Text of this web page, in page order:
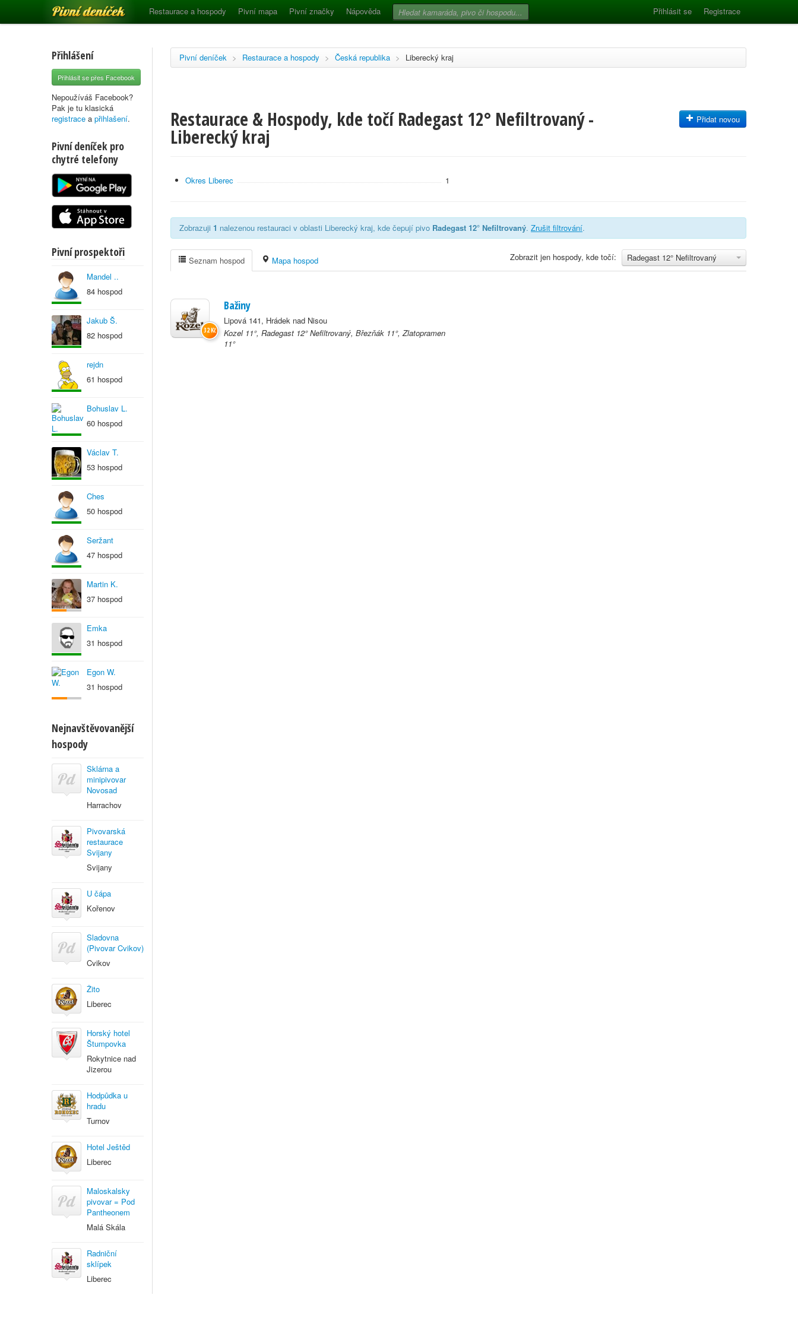
Pivní deníček Restaurace a hospody Pivní mapa Pivní značky Nápověda Přihlásit se Registrace
Přihlášení
Přihlásit se přes Facebook
Nepoužíváš Facebook?
Pak je tu klasická
registrace a přihlašení.
Pivní deníček pro
chytré telefony
Pivní prospektoři
Mandel ..
84 hospod
Jakub Š.
82 hospod
rejdn
61 hospod
Bohuslav L.
60 hospod
Václav T.
53 hospod
Ches
50 hospod
Seržant
47 hospod
Martin K.
37 hospod
Emka
31 hospod
Egon W.
31 hospod
Nejnavštěvovanější
hospody
Sklárna a
minipivovar
Novosad
Harrachov
Pivovarská
restaurace
Svijany
Svijany
U čápa
Kořenov
Sladovna
(Pivovar Cvikov)
Cvikov
Žito
Liberec
Horský hotel
Štumpovka
Rokytnice nad
Jizerou
Hodpůdka u
hradu
Turnov
Hotel Ještěd
Liberec
Maloskalsky
pivovar = Pod
Pantheonem
Malá Skála
Radniční
sklípek
Liberec
Pivní deníček > Restaurace a hospody > Česká republika > Liberecký kraj
Restaurace & Hospody, kde točí Radegast 12° Nefiltrovaný -
Liberecký kraj
Přidat novou
Okres Liberec 1
Zobrazuji 1 nalezenou restauraci v oblasti Liberecký kraj, kde čepují pivo Radegast 12° Nefiltrovaný. Zrušit filtrování.
Radegast 12° Nefiltrovaný
Zobrazit jen hospody, kde točí:
Seznam hospod Mapa hospod
Bažiny
Lipová 141, Hrádek nad Nisou
Kozel 11°, Radegast 12° Nefiltrovaný, Březňák 11°, Zlatopramen
11°
32 Kč